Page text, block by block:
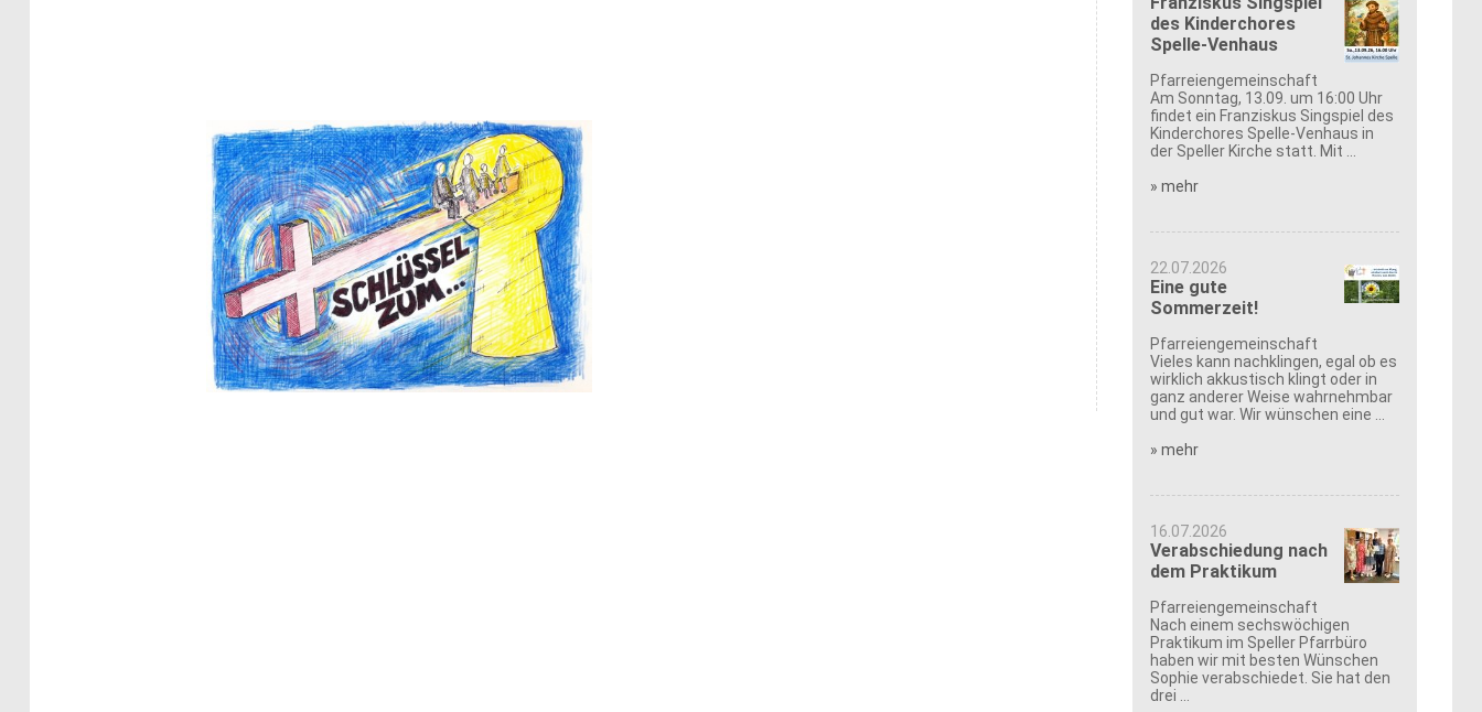
des Kinderchores
Spelle-Venhaus
Pfarreiengemeinschaft
Am Sonntag, 13.09. um 16:00 Uhr
findet ein Franziskus Singspiel des
Kinderchores Spelle-Venhaus in
der Speller Kirche statt. Mit ...
» mehr
22.07.2026
Eine gute
Sommerzeit!
Pfarreiengemeinschaft
Vieles kann nachklingen, egal ob es
wirklich akkustisch klingt oder in
ganz anderer Weise wahrnehmbar
und gut war. Wir wünschen eine ...
» mehr
16.07.2026
Verabschiedung nach
dem Praktikum
Pfarreiengemeinschaft
Nach einem sechswöchigen
Praktikum im Speller Pfarrbüro
haben wir mit besten Wünschen
Sophie verabschiedet. Sie hat den
drei ...